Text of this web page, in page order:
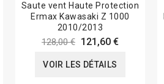
Saute vent Haute Protection
Ermax Kawasaki Z 1000
2010/2013
128,00 € 121,60 €
VOIR LES DÉTAILS